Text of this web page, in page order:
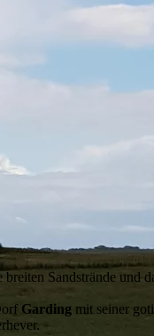
Sandstrände und
Garding mit seiner